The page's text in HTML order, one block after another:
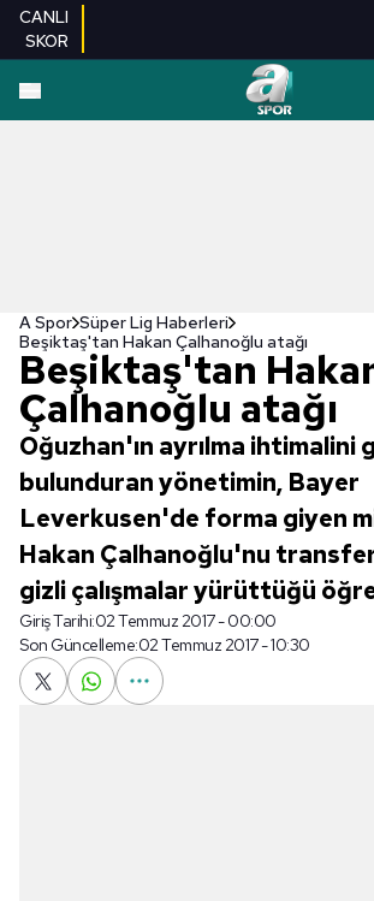
CANLI
SKOR
A Spor Süper Lig Haberleri
Beşiktaş'tan Hakan Çalhanoğlu atağı
Beşiktaş'tan
Çalhanoğlu atağı
Oğuzhan'ın ayrılma ihtimalini
bulunduran yönetimin, Bayer
Leverkusen'de forma giyen
Hakan Çalhanoğlu'nu
gizli çalışmalar yürüttüğü
Giriş Tarihi:02 Temmuz 2017 - 00:00
Son Güncelleme:02 Temmuz 2017 - 10:30